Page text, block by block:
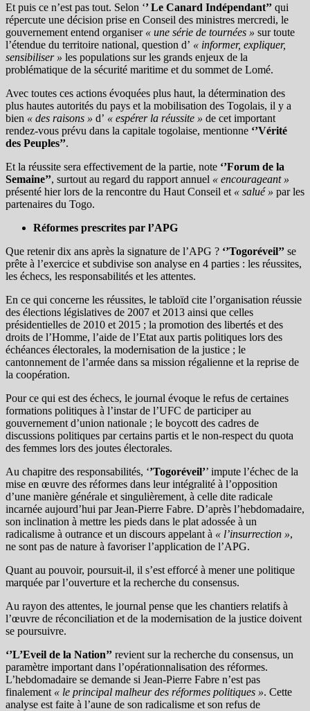
Et puis ce n’est pas tout. Selon ‘’ Le Canard Indépendant’’ qui
répercute une décision prise en Conseil des ministres mercredi, le
gouvernement entend organiser « une série de tournées » sur toute
l’étendue du territoire national, question d’ « informer, expliquer,
sensibiliser » les populations sur les grands enjeux de la
problématique de la sécurité maritime et du sommet de Lomé.
Avec toutes ces actions évoquées plus haut, la détermination des
plus hautes autorités du pays et la mobilisation des Togolais, il y a
bien « des raisons » d’ « espérer la réussite » de cet important
rendez-vous prévu dans la capitale togolaise, mentionne ‘’Vérité
des Peuples’’.
Et la réussite sera effectivement de la partie, note ‘’Forum de la
Semaine’’, surtout au regard du rapport annuel « encourageant »
présenté hier lors de la rencontre du Haut Conseil et « salué » par les
partenaires du Togo.
Réformes prescrites par l’APG
Que retenir dix ans après la signature de l’APG ? ‘’Togoréveil’’ se
prête à l’exercice et subdivise son analyse en 4 parties : les réussites,
les échecs, les responsabilités et les attentes.
En ce qui concerne les réussites, le tabloïd cite l’organisation réussie
des élections législatives de 2007 et 2013 ainsi que celles
présidentielles de 2010 et 2015 ; la promotion des libertés et des
droits de l’Homme, l’aide de l’Etat aux partis politiques lors des
échéances électorales, la modernisation de la justice ; le
cantonnement de l’armée dans sa mission régalienne et la reprise de
la coopération.
Pour ce qui est des échecs, le journal évoque le refus de certaines
formations politiques à l’instar de l’UFC de participer au
gouvernement d’union nationale ; le boycott des cadres de
discussions politiques par certains partis et le non-respect du quota
des femmes lors des joutes électorales.
Au chapitre des responsabilités, ‘’Togoréveil’’ impute l’échec de la
mise en œuvre des réformes dans leur intégralité à l’opposition
d’une manière générale et singulièrement, à celle dite radicale
incarnée aujourd’hui par Jean-Pierre Fabre. D’après l’hebdomadaire,
son inclination à mettre les pieds dans le plat adossée à un
radicalisme à outrance et un discours appelant à « l’insurrection »,
ne sont pas de nature à favoriser l’application de l’APG.
Quant au pouvoir, poursuit-il, il s’est efforcé à mener une politique
marquée par l’ouverture et la recherche du consensus.
Au rayon des attentes, le journal pense que les chantiers relatifs à
l’œuvre de réconciliation et de la modernisation de la justice doivent
se poursuivre.
‘’L’Eveil de la Nation’’ revient sur la recherche du consensus, un
paramètre important dans l’opérationnalisation des réformes.
L’hebdomadaire se demande si Jean-Pierre Fabre n’est pas
finalement « le principal malheur des réformes politiques ». Cette
analyse est faite à l’aune de son radicalisme et son refus de